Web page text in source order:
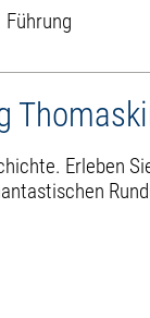
Führung
Erleben